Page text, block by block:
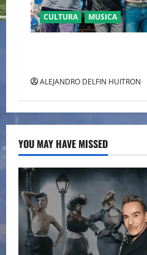
CULTURA MUSICA
ALEJANDRO DELFIN HUITRON
YOU MAY HAVE MISSED